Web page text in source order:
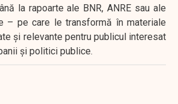
la rapoarte ale BNR, ANRE sau ale
– pe care le transformă în materiale
și relevante pentru publicul interesat
și politici publice.